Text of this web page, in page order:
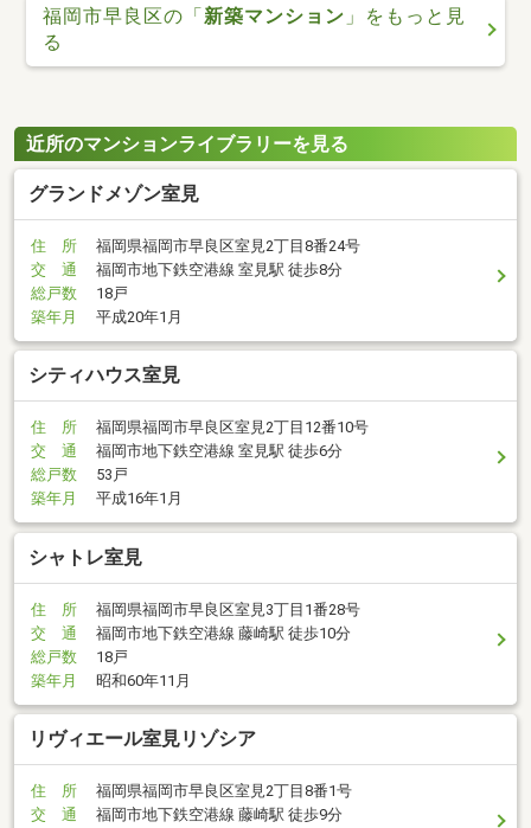
福岡市早良区の「新築マンション 」をもっと見
る
近所のマンションライブラリーを見る
グランドメゾン室見
住 所
福岡県福岡市早良区室見2丁目8番24号
交 通
福岡市地下鉄空港線 室見駅 徒歩8分
総戸数
18戸
築年月
平成20年1月
シティハウス室見
住 所
福岡県福岡市早良区室見2丁目12番10号
交 通
福岡市地下鉄空港線 室見駅 徒歩6分
総戸数
53戸
築年月
平成16年1月
シャトレ室見
住 所
福岡県福岡市早良区室見3丁目1番28号
交 通
福岡市地下鉄空港線 藤崎駅 徒歩10分
総戸数
18戸
築年月
昭和60年11月
リヴィエール室見リゾシア
住 所
福岡県福岡市早良区室見2丁目8番1号
交 通
福岡市地下鉄空港線 藤崎駅 徒歩9分